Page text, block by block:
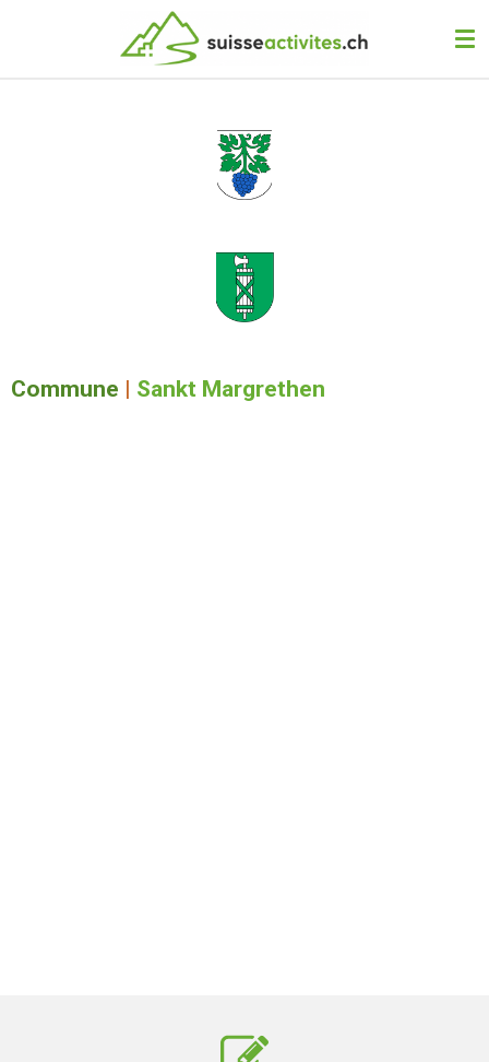
Commune | Sankt Margrethen